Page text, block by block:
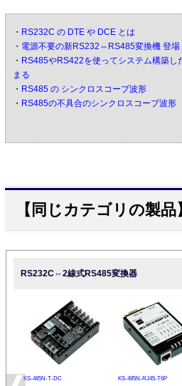
・ RS232C の DTE や DCE とは
・ 電源不要の新RS232⇔RS485変換機 登場
・ RS485やRS422を使ってシステム構築し
まる
・ RS485 の シンクロスコープ波形
・ RS485の不具合のシンクロスコープ波形
【同じカテゴリの製品
RS232C⇔2線式RS485変換器
KS-485N-T-DC
KS-485N-RJ45-T6P